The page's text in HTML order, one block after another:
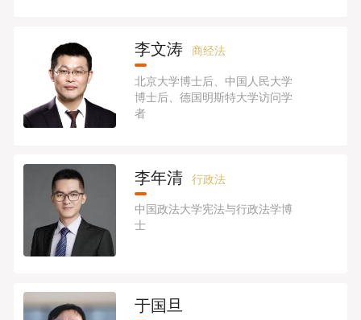
李文涛 商经法
北京大学博士后、中国人民大学
博士后、德国明斯特大学访问学
者
李年清 行政法
中国政法大学宪法与行政法学博
士
于国旦